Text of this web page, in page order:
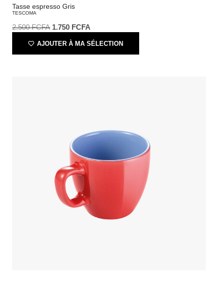
Tasse espresso Gris
TESCOMA
2.500FCFA 1.750 FCFA
AJOUTER À MA SÉLECTION